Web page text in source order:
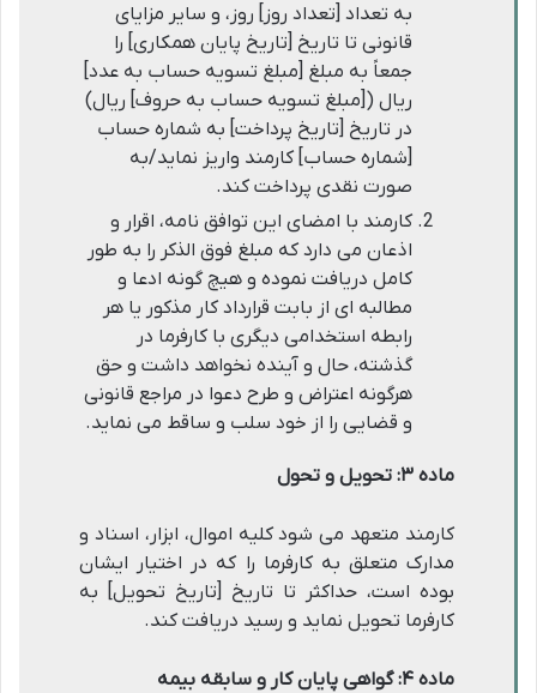
به تعداد [تعداد روز] روز، و سایر مزایای
قانونی تا تاریخ [تاریخ پایان همکاری] را
جمعاً به مبلغ [مبلغ تسویه حساب به عدد]
ریال ([مبلغ تسویه حساب به حروف] ریال)
در تاریخ [تاریخ پرداخت] به شماره حساب
[شماره حساب] کارمند واریز نماید/به
صورت نقدی پرداخت کند.
کارمند با امضای این توافق نامه، اقرار و
اذعان می دارد که مبلغ فوق الذکر را به طور
کامل دریافت نموده و هیچ گونه ادعا و
مطالبه ای از بابت قرارداد کار مذکور یا هر
رابطه استخدامی دیگری با کارفرما در
گذشته، حال و آینده نخواهد داشت و حق
هرگونه اعتراض و طرح دعوا در مراجع قانونی
و قضایی را از خود سلب و ساقط می نماید.
ماده ۳: تحویل و تحول
کارمند متعهد می شود کلیه اموال، ابزار، اسناد و
مدارک متعلق به کارفرما را که در اختیار ایشان
بوده است، حداکثر تا تاریخ [تاریخ تحویل] به
کارفرما تحویل نماید و رسید دریافت کند.
ماده ۴: گواهی پایان کار و سابقه بیمه